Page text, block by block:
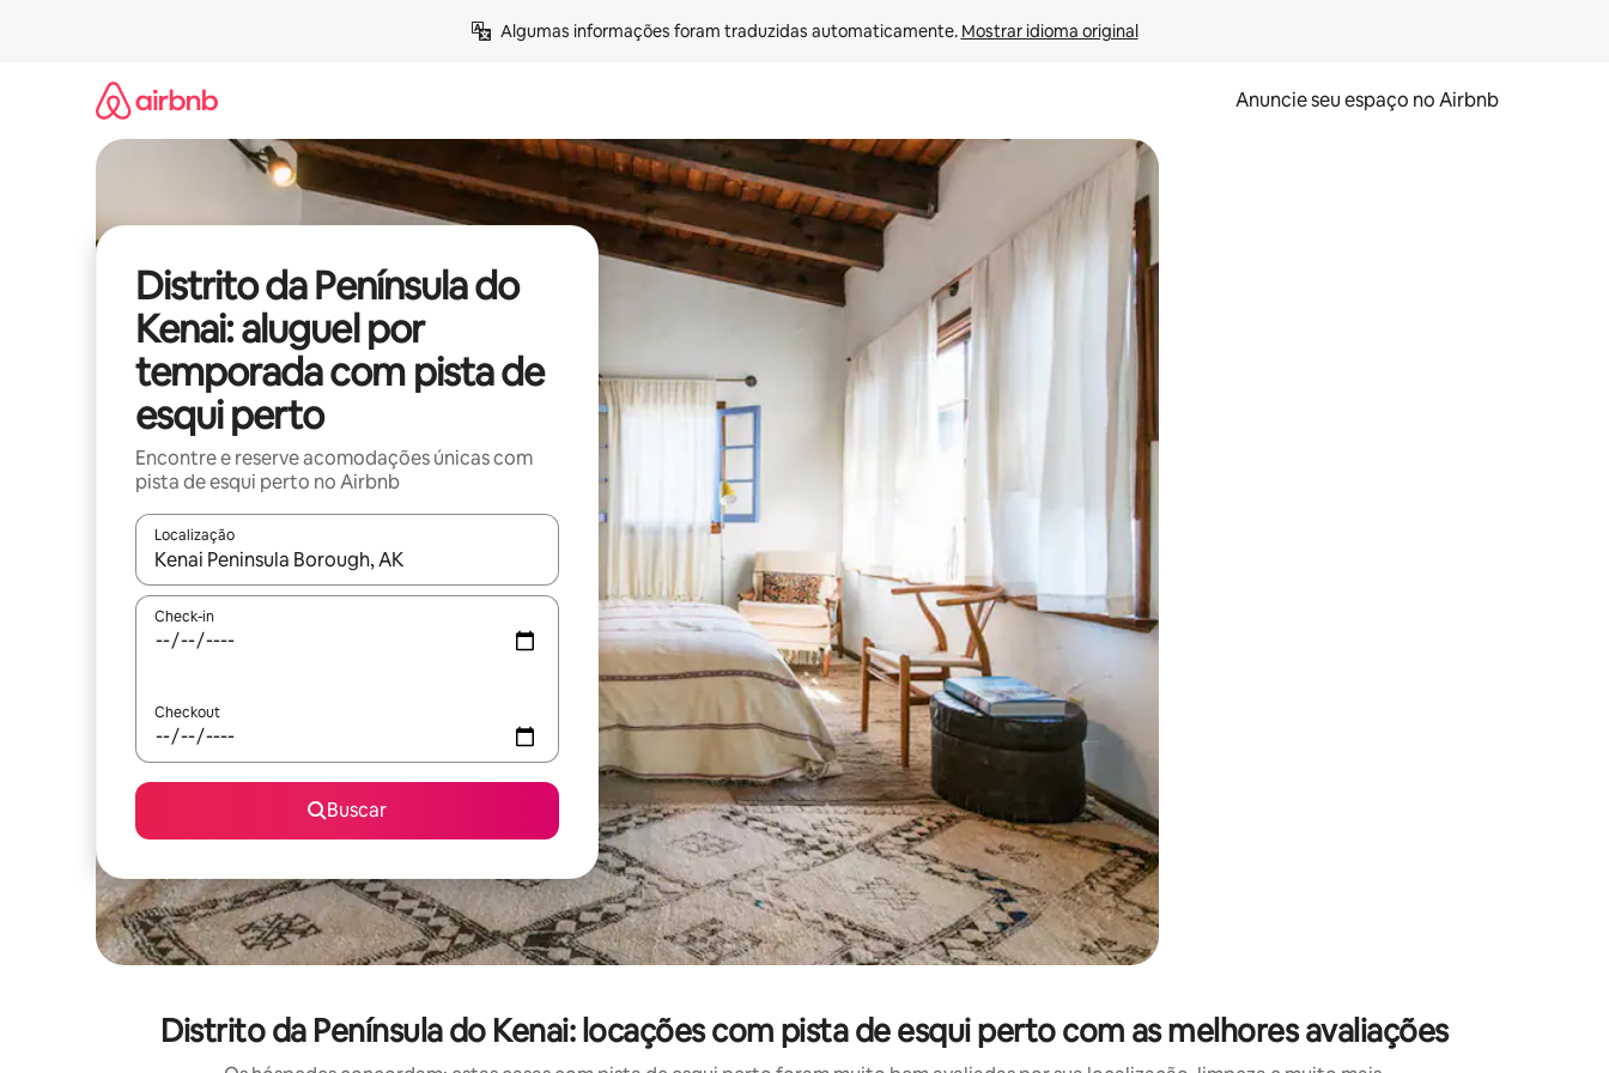
Algumas informações foram traduzidas automaticamente. Mostrar idioma original
Anuncie seu espaço no Airbnb
Distrito da Península do
Kenai: aluguel por
temporada com pista de
esqui perto
Encontre e reserve acomodações únicas com
pista de esqui perto no Airbnb
Localização
Quando os resultados estiverem disponíveis, explore-os usando as seta para cima e para baixo do teclado ou tocando e deslizando o dedo na tela.
Check-in
Checkout
Buscar
Distrito da Península do Kenai: locações com pista de esqui perto com as melhores avaliações